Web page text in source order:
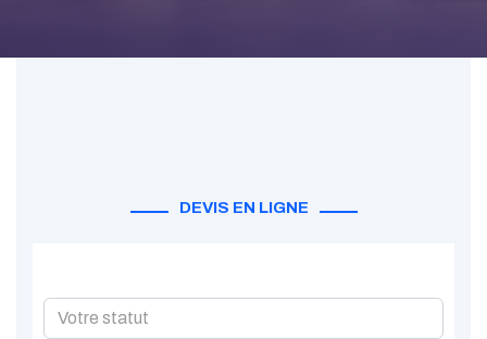
DEVIS EN LIGNE